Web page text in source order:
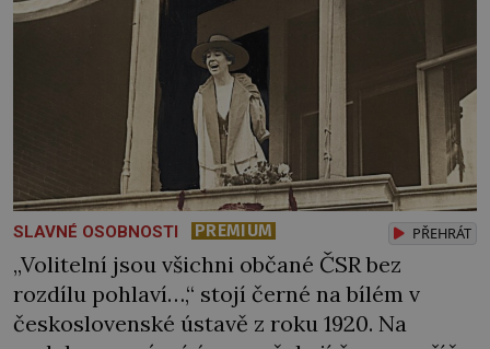
SLAVNÉ OSOBNOSTI PREMIUM PŘEHRÁT
„Volitelní jsou všichni občané ČSR bez
rozdílu pohlaví…,“ stojí černé na bílém v
československé ústavě z roku 1920. Na